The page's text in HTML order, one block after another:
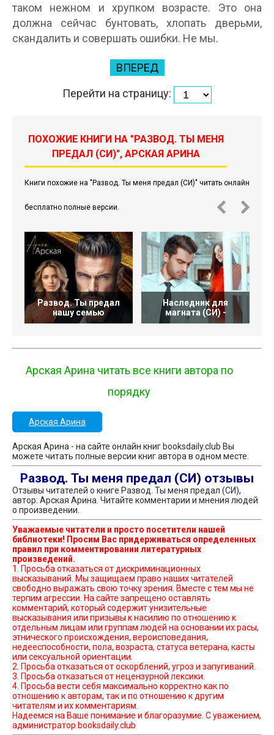
таком нежном и хрупком возрасте. Это она
должна сейчас бунтовать, хлопать дверьми,
скандалить и совершать ошибки. Не мы.
ВПЕРЕД
Перейти на страницу:
ПОХОЖИЕ КНИГИ НА "РАЗВОД. ТЫ МЕНЯ
ПРЕДАЛ (СИ)", АРСКАЯ АРИНА
Книги похожие на "Развод. Ты меня предал (СИ)" читать онлайн
бесплатно полные версии.
Развод. Ты предал
нашу семью
Наследник для
магната (СИ) -
Арская Арина читать все книги автора по
порядку
Арская Арина
Арская Арина - на сайте онлайн книг booksdaily.club Вы
можете читать полные версии книг автора в одном месте.
Развод. Ты меня предал (СИ) отзывы
Отзывы читателей о книге Развод. Ты меня предал (СИ),
автор: Арская Арина. Читайте комментарии и мнения людей
о произведении.
Уважаемые читатели и просто посетители нашей
библиотеки! Просим Вас придерживаться определенных
правил при комментировании литературных
произведений.
1. Просьба отказаться от дискриминационных
высказываний. Мы защищаем право наших читателей
свободно выражать свою точку зрения. Вместе с тем мы не
терпим агрессии. На сайте запрещено оставлять
комментарий, который содержит унизительные
высказывания или призывы к насилию по отношению к
отдельным лицам или группам людей на основании их расы,
этнического происхождения, вероисповедания,
недееспособности, пола, возраста, статуса ветерана, касты
или сексуальной ориентации.
2. Просьба отказаться от оскорблений, угроз и запугиваний.
3. Просьба отказаться от нецензурной лексики.
4. Просьба вести себя максимально корректно как по
отношению к авторам, так и по отношению к другим
читателям и их комментариям.
Надеемся на Ваше понимание и благоразумие. С уважением,
администратор booksdaily.club